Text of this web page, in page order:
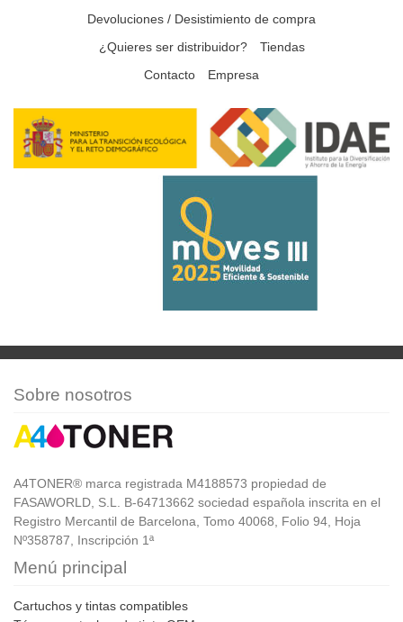
Devoluciones / Desistimiento de compra
¿Quieres ser distribuidor?
Tiendas
Contacto
Empresa
Sobre nosotros
A4TONER® marca registrada M4188573 propiedad de
FASAWORLD, S.L. B-64713662 sociedad española inscrita en el
Registro Mercantil de Barcelona, Tomo 40068, Folio 94, Hoja
Nº358787, Inscripción 1ª
Menú principal
Cartuchos y tintas compatibles